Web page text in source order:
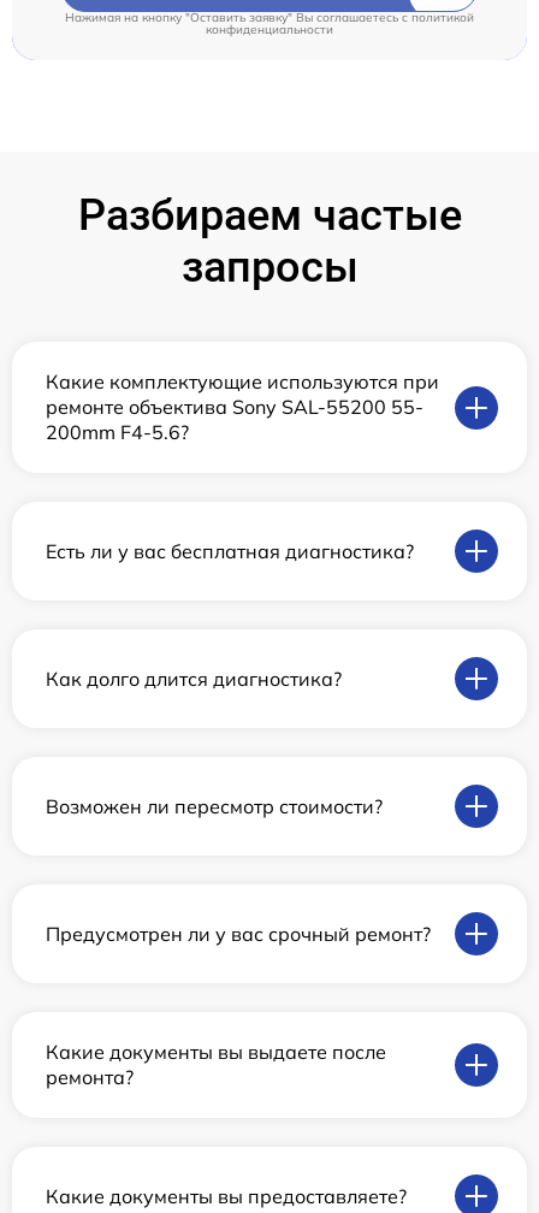
Нажимая на кнопку "Оставить заявку" Вы соглашаетесь c политикой
конфиденциальности
Разбираем частые
запросы
Какие комплектующие используются при
ремонте объектива Sony SAL-55200 55-
200mm F4-5.6?
Есть ли у вас бесплатная диагностика?
Как долго длится диагностика?
Возможен ли пересмотр стоимости?
Предусмотрен ли у вас срочный ремонт?
Какие документы вы выдаете после
ремонта?
Какие документы вы предоставляете?